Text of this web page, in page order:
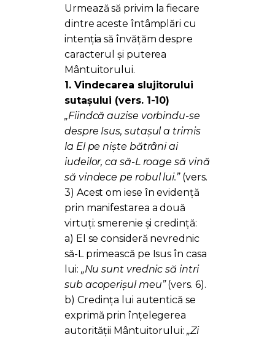
Urmează să privim la fiecare
dintre aceste întâmplări cu
intenția să învățăm despre
caracterul și puterea
Mântuitorului.
1. Vindecarea slujitorului
sutașului (vers. 1-10)
„Fiindcă auzise vorbindu-se
despre Isus, sutașul a trimis
la El pe niște bătrâni ai
iudeilor, ca să-L roage să vină
să vindece pe robul lui.”(vers.
3) Acest om iese în evidență
prin manifestarea a două
virtuți: smerenie și credință:
a) El se consideră nevrednic
să-L primească pe Isus în casa
lui: „Nu sunt vrednic să intri
sub acoperișul meu”(vers. 6).
b) Credința lui autentică se
exprimă prin înțelegerea
autorității Mântuitorului: „Zi